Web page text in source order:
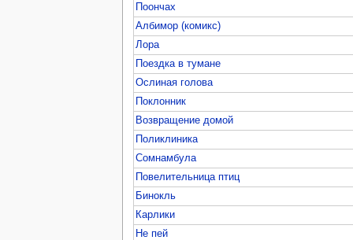
Поончах
Албимор (комикс)
Лора
Поездка в тумане
Ослиная голова
Поклонник
Возвращение домой
Поликлиника
Сомнамбула
Повелительница птиц
Бинокль
Карлики
Не пей